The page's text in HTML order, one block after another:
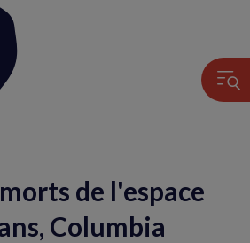
de l'espace
Columbia